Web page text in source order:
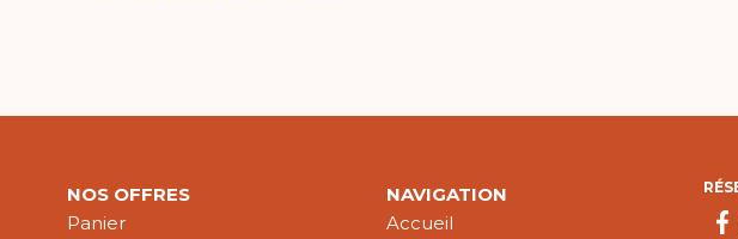
NOS OFFRES
Panier
NAVIGATION
Accueil